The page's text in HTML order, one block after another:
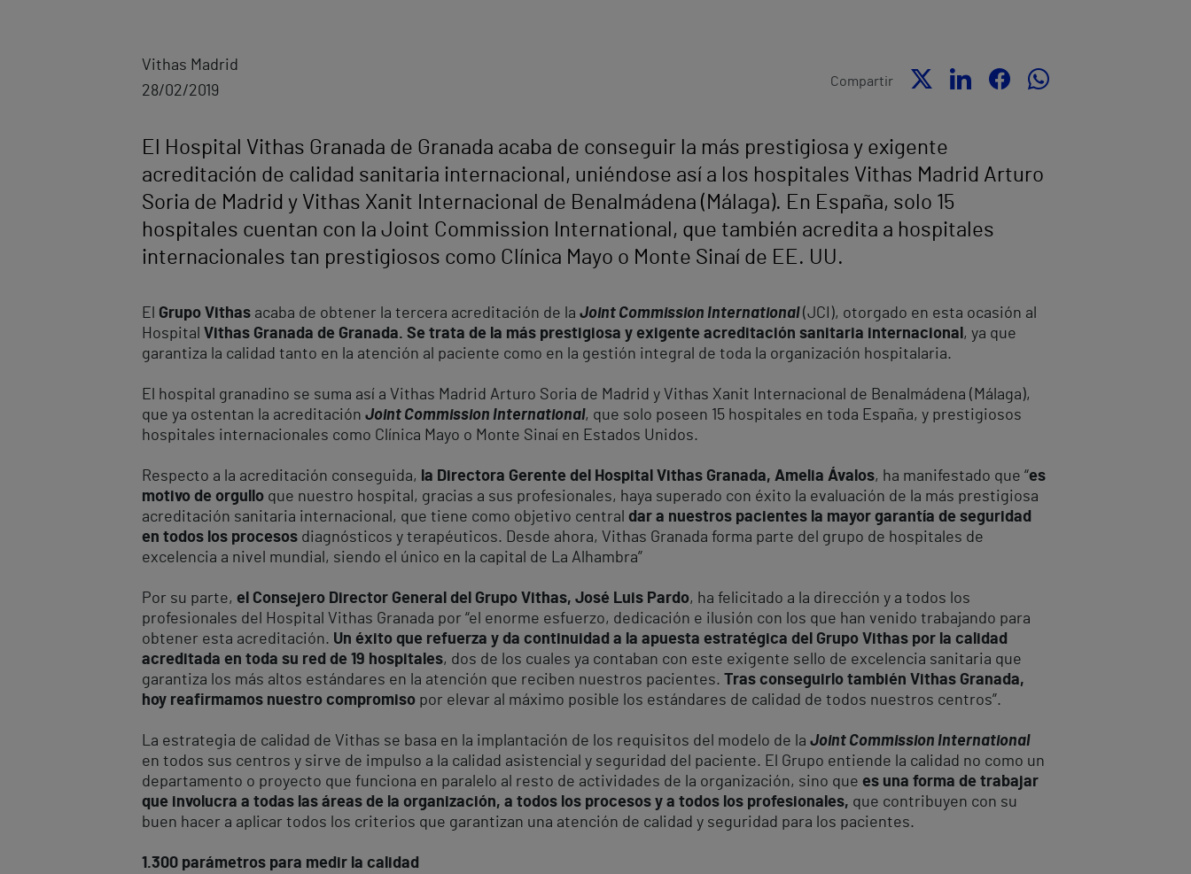
Vithas Madrid
28/02/2019
Compartir
El Hospital Vithas Granada de Granada acaba de conseguir la más prestigiosa y exigente
acreditación de calidad sanitaria internacional, uniéndose así a los hospitales Vithas Madrid Arturo
Soria de Madrid y Vithas Xanit Internacional de Benalmádena (Málaga). En España, solo 15
hospitales cuentan con la Joint Commission International, que también acredita a hospitales
internacionales tan prestigiosos como Clínica Mayo o Monte Sinaí de EE. UU.
El Grupo Vithas acaba de obtener la tercera acreditación de la Joint Commission International(JCI), otorgado en esta ocasión al
Hospital Vithas Granada de Granada. Se trata de la más prestigiosa y exigente acreditación sanitaria internacional , ya que
garantiza la calidad tanto en la atención al paciente como en la gestión integral de toda la organización hospitalaria.
El hospital granadino se suma así a Vithas Madrid Arturo Soria de Madrid y Vithas Xanit Internacional de Benalmádena (Málaga),
que ya ostentan la acreditación Joint Commission International, que solo poseen 15 hospitales en toda España, y prestigiosos
hospitales internacionales como Clínica Mayo o Monte Sinaí en Estados Unidos.
Respecto a la acreditación conseguida, la Directora Gerente del Hospital Vithas Granada, Amelia Ávalos, ha manifestado que “es
motivo de orgullo que nuestro hospital, gracias a sus profesionales, haya superado con éxito la evaluación de la más prestigiosa
acreditación sanitaria internacional, que tiene como objetivo central dar a nuestros pacientes la mayor garantía de seguridad
en todos los procesos diagnósticos y terapéuticos. Desde ahora, Vithas Granada forma parte del grupo de hospitales de
excelencia a nivel mundial, siendo el único en la capital de La Alhambra”
Por su parte, el Consejero Director General del Grupo Vithas, José Luis Pardo, ha felicitado a la dirección y a todos los
profesionales del Hospital Vithas Granada por “el enorme esfuerzo, dedicación e ilusión con los que han venido trabajando para
obtener esta acreditación. Un éxito que refuerza y da continuidad a la apuesta estratégica del Grupo Vithas por la calidad
acreditada en toda su red de 19 hospitales, dos de los cuales ya contaban con este exigente sello de excelencia sanitaria que
garantiza los más altos estándares en la atención que reciben nuestros pacientes. Tras conseguirlo también Vithas Granada,
hoy reafirmamos nuestro compromiso por elevar al máximo posible los estándares de calidad de todos nuestros centros”.
La estrategia de calidad de Vithas se basa en la implantación de los requisitos del modelo de la Joint Commission International
en todos sus centros y sirve de impulso a la calidad asistencial y seguridad del paciente. El Grupo entiende la calidad no como un
departamento o proyecto que funciona en paralelo al resto de actividades de la organización, sino que es una forma de trabajar
que involucra a todas las áreas de la organización, a todos los procesos y a todos los profesionales, que contribuyen con su
buen hacer a aplicar todos los criterios que garantizan una atención de calidad y seguridad para los pacientes.
1.300 parámetros para medir la calidad